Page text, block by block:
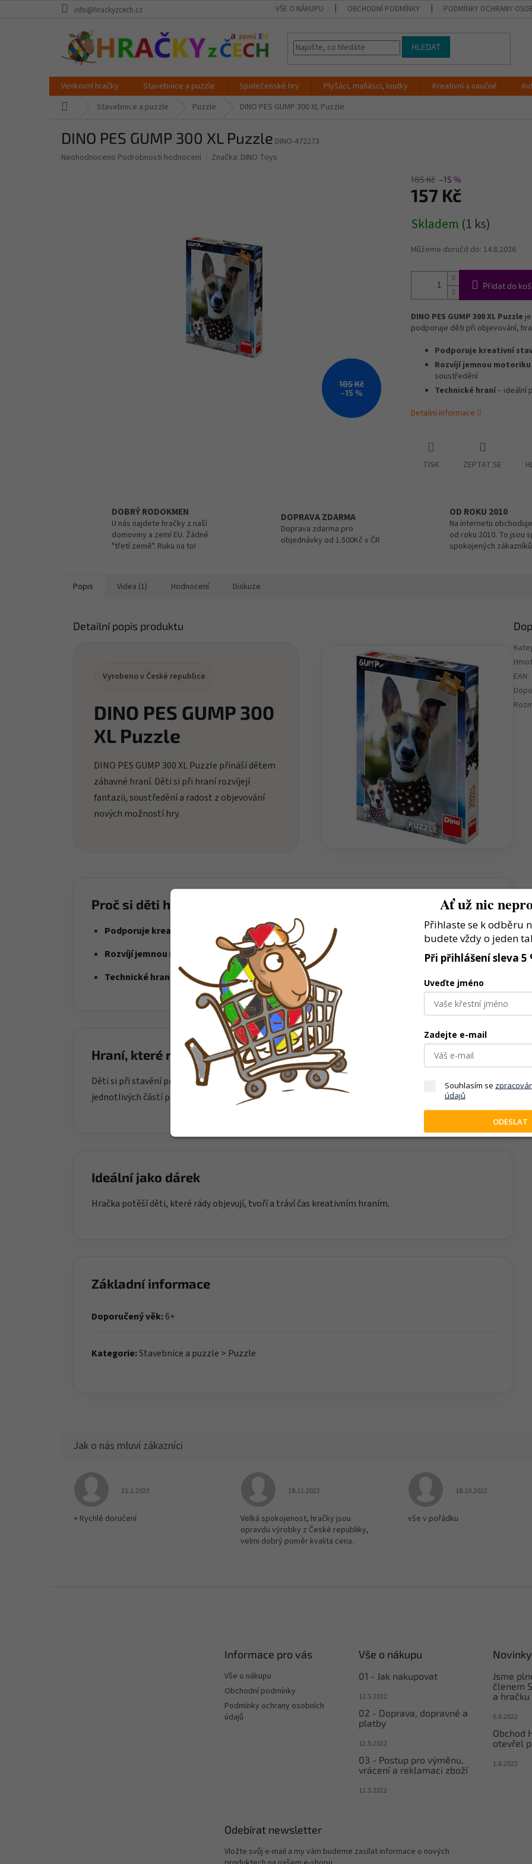
info@hrackyzcech.cz VŠE O NÁKUPU OBCHODNÍ PODMÍNKY PODMÍNKY OCHRANY
HLEDAT
Venkovní hračky Stavebnice a puzzle Společenské hry Plyšáci, maňásci, loutky Kreativní a naučné
Stavebnice a puzzle Puzzle DINO PES GUMP 300 XL Puzzle
DINO PES GUMP 300 XL Puzzle DINO-472273
Průměrné
Neohodnoceno Podrobnosti hodnocení Značka: DINO Toys
185 Kč
–15 %
185 Kč –15 %
157 Kč
cena:
Skladem (1 ks)
Můžeme doručit do: 14.8.2026
Přidat do
DINO PES GUMP 300 XL Puzzle
podporuje děti při objevování,
Podporuje kreativní
Rozvíjí jemnou motoriku
soustředění
Technické hraní– ideální
Detailní informace
TISK ZEPTAT SE
DOBRÝ RODOKMEN
U nás najdete hračky z naší
domoviny a zemí EU. Žádné
"třetí země". Ruku na to!
DOPRAVA ZDARMA
Doprava zdarma pro
objednávky od 1.500Kč v ČR
OD ROKU 2010
Na internetu
od roku 2010. To jsou
spokojených
Popis Videa (1) Hodnocení Diskuze
Detailní popis produktu
Vyrobeno v České republice
DINO PES GUMP 300
XL Puzzle
DINO PES GUMP 300 XL Puzzle přináší dětem
zábavné hraní. Děti si při hraní rozvíjejí
fantazii, soustředění a radost z objevování
nových možností hry.
Proč si děti hračku oblíbí?
Podporuje kreativní stavění
– děti si sestaví vlastní model a hrají si podle fantazie
Rozvíjí jemnou motoriku
– skládání dílků podporuje přesnost, trpělivost i soustředění
Technické hraní
– ideální pro děti, které baví stroje, auta a tvoření
Hraní, které rozvíjí
Děti si při stavění procvičují jemnou motoriku, soustředění a technické myšlení. Skládání
jednotlivých částí podporuje trpělivost a dává prostor vlastní fantazii při následném hraní.
Ideální jako dárek
Hračka potěší děti, které rády objevují, tvoří a tráví čas kreativním hraním.
Základní informace
Doporučený věk:6+
Kategorie:Stavebnice a puzzle > Puzzle
EAN:
Hodnocení obchodu je 5 z 5 hvězdiček.
21.1.2023
+ Rychlé doručení
Hodnocení obchodu je 5 z 5 hvězdiček.
18.11.2022
Velká spokojenost, hračky jsou
opravdu výrobky z České republiky,
velmi dobrý poměr kvalita cena.
Hodnocení obchodu
18.10.2022
vše v pořádku
Informace pro vás
Vše o nákupu
Obchodní podmínky
Podmínky ochrany osobních
údajů
Vše o nákupu
01 - Jak nakupovat
12.5.2022
02 - Doprava, dopravné a
platby
12.5.2022
03 - Postup pro výměnu,
vrácení a reklamaci zboží
11.5.2022
Novinky
Jsme
členem
a hračku
6.6.2022
Obchod
otevřel
1.6.2022
Odebírat newsletter
Vložte svůj e-mail a my vám budeme zasílat informace o nových
Ať už nic
Přihlaste se k odběru
budete vždy o jeden
Při přihlášení sleva 5
Uveďte jméno
Zadejte e-mail
Souhlasím se
údajů
ODESLAT